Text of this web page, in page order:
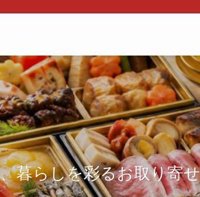
暮らしを彩るお取り寄
暮らしを彩るお取り寄
暮らしを彩るお取り寄